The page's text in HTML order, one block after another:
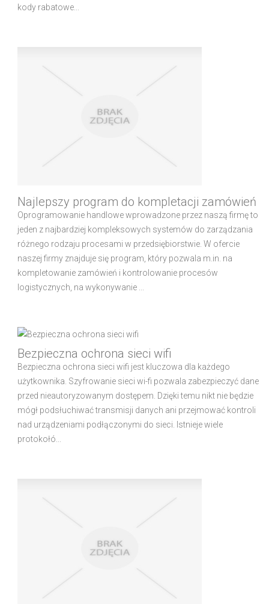
kody rabatowe...
Najlepszy program do kompletacji zamówień
Oprogramowanie handlowe wprowadzone przez naszą firmę to
jeden z najbardziej kompleksowych systemów do zarządzania
różnego rodzaju procesami w przedsiębiorstwie. W ofercie
naszej firmy znajduje się program, który pozwala m.in. na
kompletowanie zamówień i kontrolowanie procesów
logistycznych, na wykonywanie ...
Bezpieczna ochrona sieci wifi
Bezpieczna ochrona sieci wifi jest kluczowa dla każdego
użytkownika. Szyfrowanie sieci wi-fi pozwala zabezpieczyć dane
przed nieautoryzowanym dostępem. Dzięki temu nikt nie będzie
mógł podsłuchiwać transmisji danych ani przejmować kontroli
nad urządzeniami podłączonymi do sieci. Istnieje wiele
protokołó...